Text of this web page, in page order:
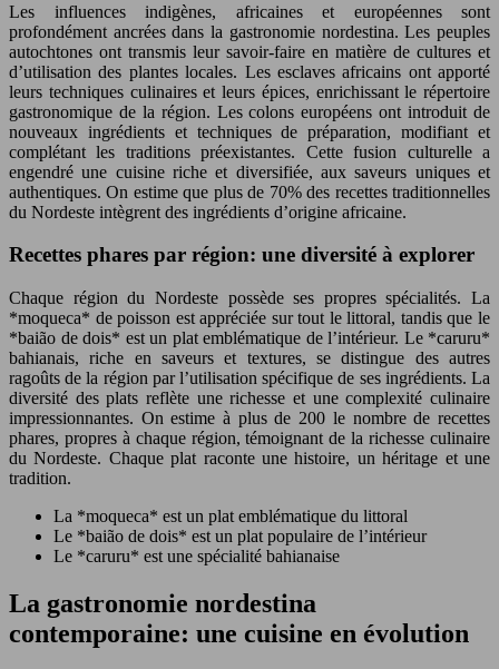
Les influences indigènes, africaines et européennes sont
profondément ancrées dans la gastronomie nordestina. Les peuples
autochtones ont transmis leur savoir-faire en matière de cultures et
d’utilisation des plantes locales. Les esclaves africains ont apporté
leurs techniques culinaires et leurs épices, enrichissant le répertoire
gastronomique de la région. Les colons européens ont introduit de
nouveaux ingrédients et techniques de préparation, modifiant et
complétant les traditions préexistantes. Cette fusion culturelle a
engendré une cuisine riche et diversifiée, aux saveurs uniques et
authentiques. On estime que plus de 70% des recettes traditionnelles
du Nordeste intègrent des ingrédients d’origine africaine.
Recettes phares par région: une diversité à explorer
Chaque région du Nordeste possède ses propres spécialités. La
*moqueca* de poisson est appréciée sur tout le littoral, tandis que le
*baião de dois* est un plat emblématique de l’intérieur. Le *caruru*
bahianais, riche en saveurs et textures, se distingue des autres
ragoûts de la région par l’utilisation spécifique de ses ingrédients. La
diversité des plats reflète une richesse et une complexité culinaire
impressionnantes. On estime à plus de 200 le nombre de recettes
phares, propres à chaque région, témoignant de la richesse culinaire
du Nordeste. Chaque plat raconte une histoire, un héritage et une
tradition.
La *moqueca* est un plat emblématique du littoral
Le *baião de dois* est un plat populaire de l’intérieur
Le *caruru* est une spécialité bahianaise
La gastronomie nordestina
contemporaine: une cuisine en évolution